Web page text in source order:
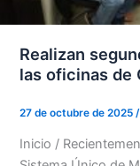
Realizan
las oficinas de
27 de octubre de 2025 /
Inicio /